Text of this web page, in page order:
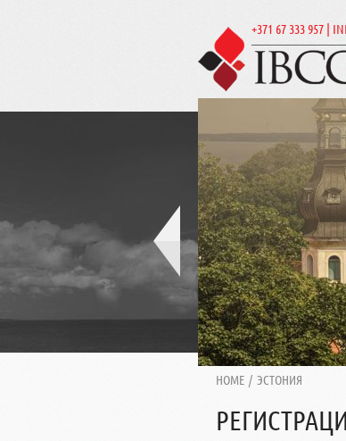
+371 67 333 957 |
HOME / ЭСТОНИЯ